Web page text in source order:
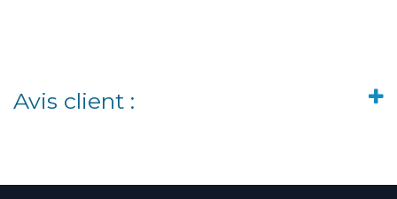
Avis client :